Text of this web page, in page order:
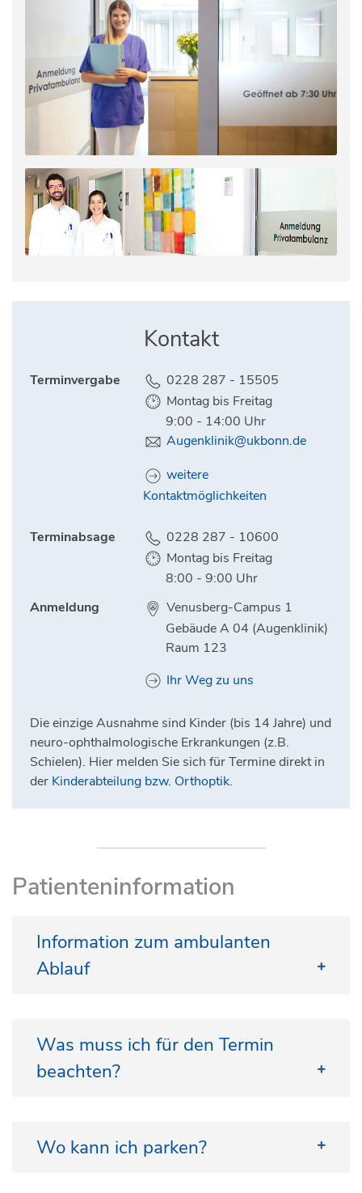
Kontakt
Terminvergabe
0228 287 - 15505
Montag bis Freitag
9:00 - 14:00 Uhr
Augenklinik@ukbonn.de
weitere
Kontaktmöglichkeiten
Terminabsage
0228 287 - 10600
Montag bis Freitag
8:00 - 9:00 Uhr
Anmeldung
Venusberg-Campus 1
Gebäude A 04 (Augenklinik)
Raum 123
Ihr Weg zu uns
Die einzige Ausnahme sind Kinder (bis 14 Jahre) und
neuro-ophthalmologische Erkrankungen (z.B.
Schielen). Hier melden Sie sich für Termine direkt in
der Kinderabteilung bzw. Orthoptik.
Patienteninformation
Information zum ambulanten
Ablauf
Was muss ich für den Termin
beachten?
Für Ihren Termin bei uns:
Wo kann ich parken?